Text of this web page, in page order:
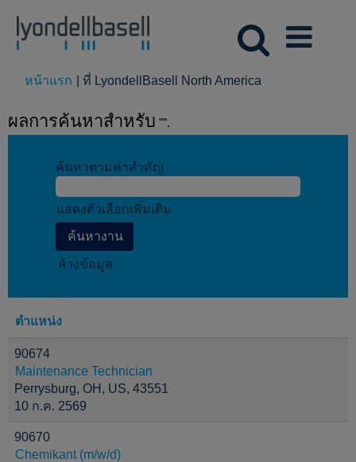
หน้าแรก ที่ LyondellBasell North America
ผลการค้นหาสำหรับ "".
ค้นหาตามคำสำคัญ
แสดงตัวเลือกเพิ่มเติม
ล้างข้อมูล
ตำแหน่ง
90674
Maintenance Technician
Perrysburg, OH, US, 43551
10 ก.ค. 2569
90670
Chemikant (m/w/d)